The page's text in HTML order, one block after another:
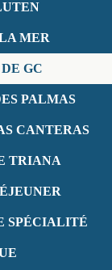
MER
GC
PALMAS
CANTERAS
TRIANA
SPÉCIALITÉ